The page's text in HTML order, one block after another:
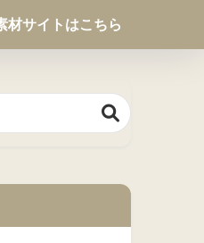
材サイトはこちら